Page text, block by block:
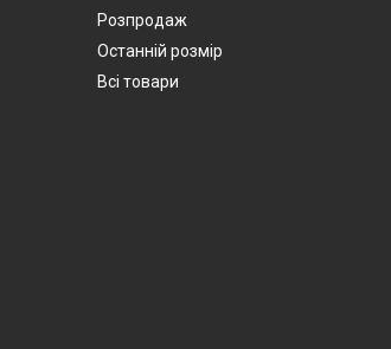
Розпродаж
Останній розмір
Всі товари